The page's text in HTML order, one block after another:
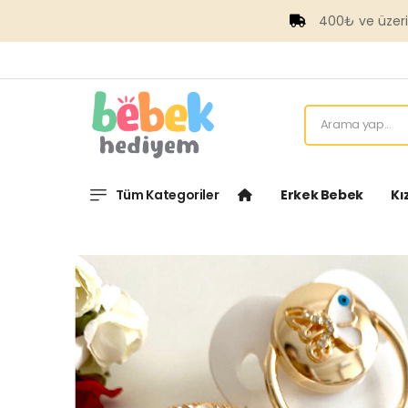
400₺ ve üzeri
Tüm Kategoriler Erkek Bebek